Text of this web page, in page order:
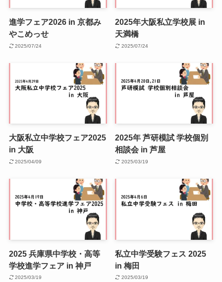
進学フェア2026 in 京都み
やこめっせ
2025/07/24
2025年大阪私立学校展 in
天満橋
2025/07/24
大阪私立中学校フェア2025
in 大阪
2025/04/09
2025年 芦研模試 学校個別
相談会 in 芦屋
2025/03/19
2025 兵庫県中学校・高等
学校進学フェア in 神戸
2025/03/19
私立中学受験フェス 2025
in 梅田
2025/03/19